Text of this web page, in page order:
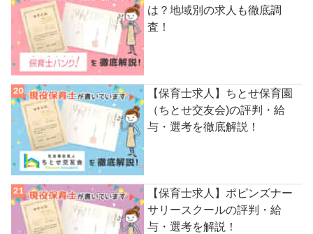
は？地域別の求人も徹底調
査！
【保育士求人】ちとせ保育園
（ちとせ交友会)の評判・給
与・選考を徹底解説！
【保育士求人】ポピンズナー
サリースクールの評判・給
与・選考を解説！